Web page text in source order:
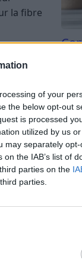
of your
the below opt-out
is processed
utilized by us
may separately
the IAB’s list of
parties on the
parties.
la fibre
d’être
: tous
les
Tri
du